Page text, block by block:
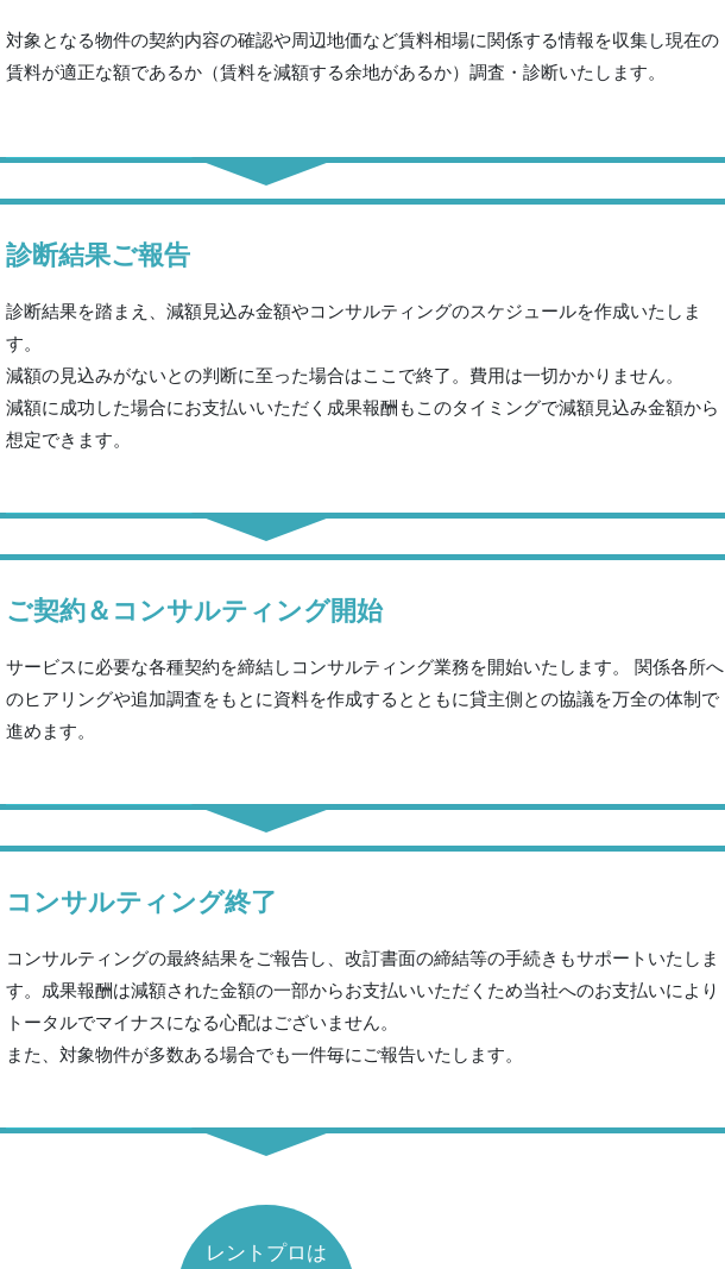
対象となる物件の契約内容の確認や周辺地価など賃料相場に関係する情報を収集し現在の
賃料が適正な額であるか（賃料を減額する余地があるか）調査・診断いたします。
診断結果ご報告
診断結果を踏まえ、減額見込み金額やコンサルティングのスケジュールを作成いたしま
す。
減額の見込みがないとの判断に至った場合はここで終了。費用は一切かかりません。
減額に成功した場合にお支払いいただく成果報酬もこのタイミングで減額見込み金額から
想定できます。
ご契約＆コンサルティング開始
サービスに必要な各種契約を締結しコンサルティング業務を開始いたします。 関係各所へ
のヒアリングや追加調査をもとに資料を作成するとともに貸主側との協議を万全の体制で
進めます。
コンサルティング終了
コンサルティングの最終結果をご報告し、改訂書面の締結等の手続きもサポートいたしま
す。成果報酬は減額された金額の一部からお支払いいただくため当社へのお支払いにより
トータルでマイナスになる心配はございません。
また、対象物件が多数ある場合でも一件毎にご報告いたします。
レントプロは